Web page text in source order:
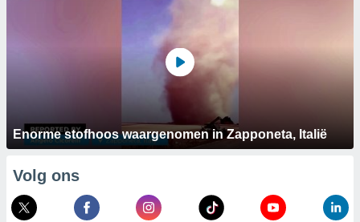
Enorme stofhoos waargenomen in Zapponeta, Italië
Volg ons